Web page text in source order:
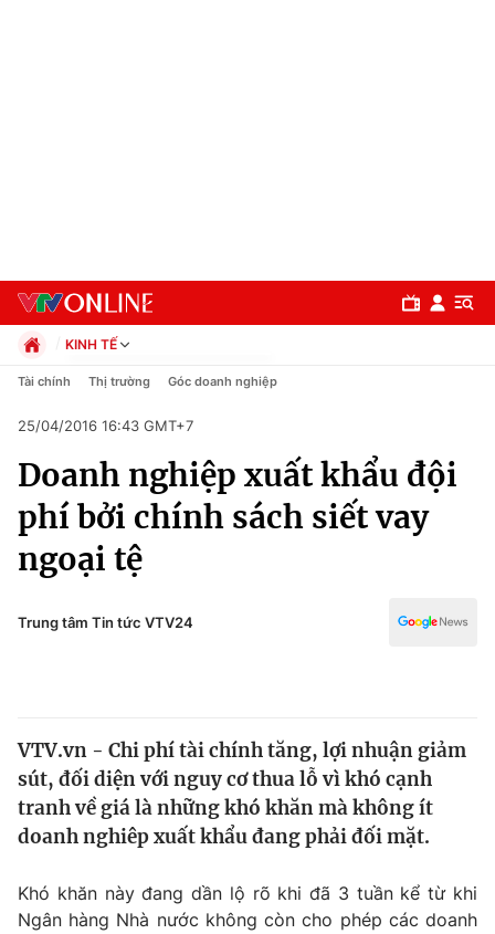
Chuyên mục
Chính trị
Xã hội
Pháp luật
Thế giới
Tin tức
Thế giới đó đây
Câu chuyện quốc tế
Kinh tế
Thị trường
Dữ liệu và đời sống
KINH TẾ
Chính trị
Pháp luật
Kinh tế
Thể thao
Truyền hình
Văn hóa - Giải trí
Y tế
Tài chính Thị trường Góc doanh nghiệp
25/04/2016 16:43 GMT+7
Doanh nghiệp xuất khẩu đội
phí bởi chính sách siết vay
ngoại tệ
Trung tâm Tin tức VTV24
VTV.vn - Chi phí tài chính tăng, lợi nhuận giảm
sút, đối diện với nguy cơ thua lỗ vì khó cạnh
tranh về giá là những khó khăn mà không ít
doanh nghiêp xuất khẩu đang phải đối mặt.
Khó khăn này đang dần lộ rõ khi đã 3 tuần kể từ khi
Ngân hàng Nhà nước không còn cho phép các doanh